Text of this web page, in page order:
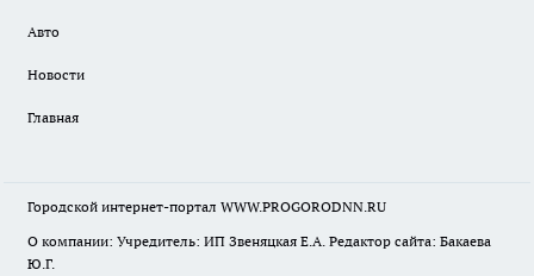
Авто
Новости
Главная
Городской интернет-портал WWW.PROGORODNN.RU
О компании: Учредитель: ИП Звеняцкая Е.А. Редактор сайта: Бакаева
Ю.Г.